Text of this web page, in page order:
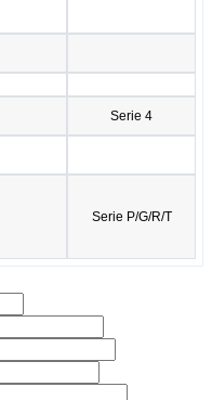
Serie 4
Serie P/G/R/T